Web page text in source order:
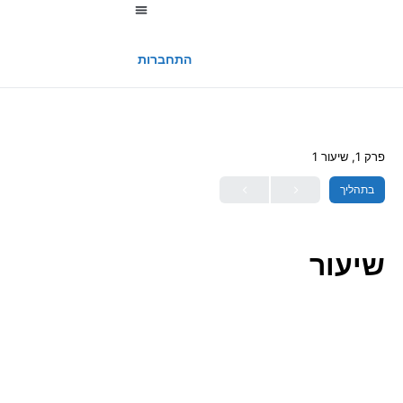
התחברות
פרק 1, שיעור 1
בתהליך
שיעור